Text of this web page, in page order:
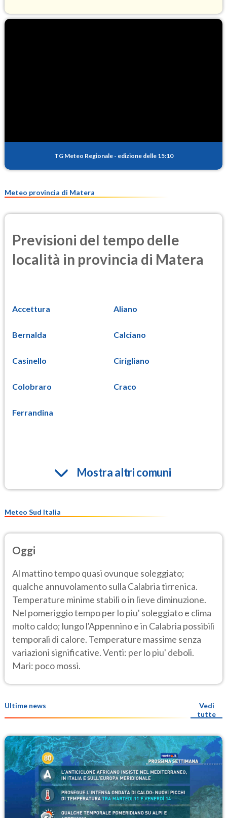
PM25
TG Meteo Regionale - edizione delle 15:10
Meteo provincia di Matera
Previsioni del tempo delle
località in provincia di Matera
Accettura Aliano
Bernalda Calciano
Casinello Cirigliano
Colobraro Craco
Ferrandina
Mostra altri comuni
Meteo Sud Italia
Oggi
Al mattino tempo quasi ovunque soleggiato;
qualche annuvolamento sulla Calabria tirrenica.
Temperature minime stabili o in lieve diminuzione.
Nel pomeriggio tempo per lo piu' soleggiato e clima
molto caldo; lungo l'Appennino e in Calabria possibili
temporali di calore. Temperature massime senza
variazioni significative. Venti: per lo piu' deboli.
Mari: poco mossi.
Ultime news
Vedi
tutte